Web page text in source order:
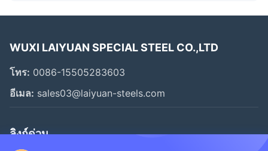
WUXI LAIYUAN SPECIAL STEEL CO.,LTD
โทร: 0086-15505283603
อีเมล: sales03@laiyuan-steels.com
ลิงก์ด่วน